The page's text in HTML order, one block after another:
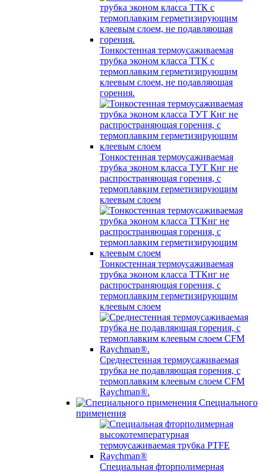
Тонкостенная термоусаживаемая
трубка эконом класса ТТК с
термоплавким герметизирующим
клеевым слоем, не подавляющая
горения.
Тонкостенная термоусаживаемая
трубка эконом класса ТУТ Кнг не
распространяющая горения, с
термоплавким герметизирующим
клеевым слоем
Тонкостенная термоусаживаемая
трубка эконом класса ТТКнг не
распространяющая горения, с
термоплавким герметизирующим
клеевым слоем
Среднестенная термоусаживаемая
трубка не подавляющая горения, с
термоплавким клеевым слоем CFM
Raychman®.
Специального
применения
Специальная фторполимерная